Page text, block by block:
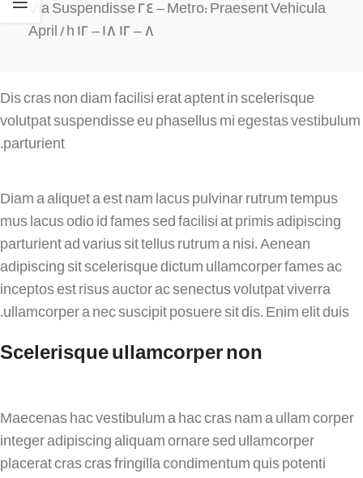
Via Suspendisse 24 – Metro: Praesent Vehicula
8 – 12 April / h 12 – 18
Dis cras non diam facilisi erat aptent in scelerisque
volutpat suspendisse eu phasellus mi egestas vestibulum
parturient.
Diam a aliquet a est nam lacus pulvinar rutrum tempus
mus lacus odio id fames sed facilisi at primis adipiscing
parturient ad varius sit tellus rutrum a nisi. Aenean
adipiscing sit scelerisque dictum ullamcorper fames ac
inceptos est risus auctor ac senectus volutpat viverra
ullamcorper a nec suscipit posuere sit dis. Enim elit duis.
Scelerisque ullamcorper non
Maecenas hac vestibulum a hac cras nam a ullam corper
integer adipiscing aliquam ornare sed ullamcorper
placerat cras cras fringilla condimentum quis potenti